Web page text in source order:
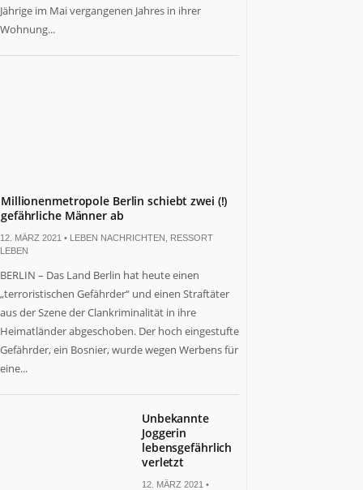
Jährige im Mai vergangenen Jahres in ihrer
Wohnung...
Millionenmetropole Berlin schiebt zwei (!)
gefährliche Männer ab
12. MÄRZ 2021 • LEBEN NACHRICHTEN
RESSORT
LEBEN
BERLIN – Das Land Berlin hat heute einen
„terroristischen Gefährder“ und einen Straftäter
aus der Szene der Clankriminalität in ihre
Heimatländer abgeschoben. Der hoch eingestufte
Gefährder, ein Bosnier, wurde wegen Werbens für
eine...
Unbekannte
Joggerin
lebensgefährlich
verletzt
12. MÄRZ 2021 •